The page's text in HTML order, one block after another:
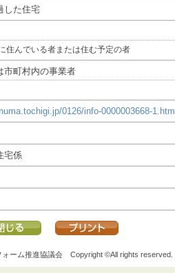
した住宅
住んでいる者または住む予定の者
町村内の事業者
0126/info-0000003668-1.html
宅係
ーム推進協議会Copyright ©All rights reserved.